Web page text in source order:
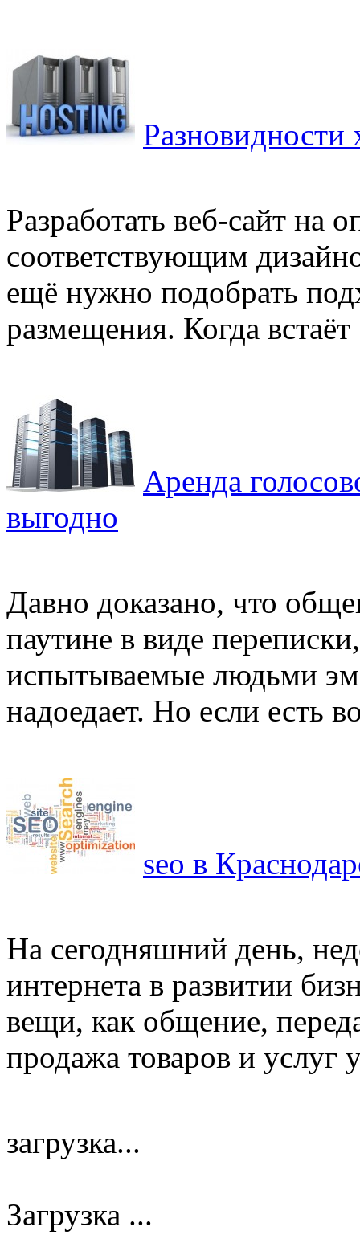
Разновидности
Разработать веб-сайт на
соответствующим
ещё нужно подобрать
размещения. Когда встаёт
Аренда
выгодно
Давно доказано, что
паутине в виде
испытываемые людьми
надоедает. Но если есть
seo в
На сегодняшний день,
интернета в развитии
вещи, как общение,
продажа товаров и услуг
загрузка...
Загрузка ...